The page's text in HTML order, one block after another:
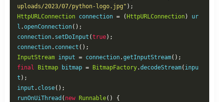
uploads/2023/07/python-logo.jpg" );
HttpURLConnection connection = ( HttpURLConnection)
ur
l .openConnection();
connection. setDoInput (true);
connection. connect ();
InputStream input = connection.getInputStream();
final
Bitmap bitmap = BitmapFactory.decodeStream( inpu
t );
input . close();
runOnUiThread ( new Runnable()
{